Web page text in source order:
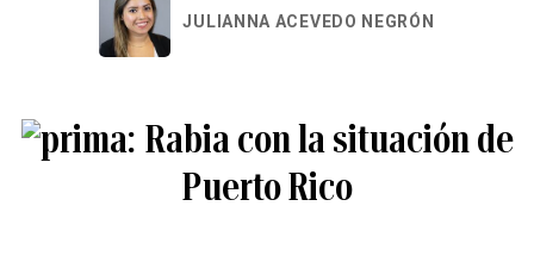
JULIANNA ACEVEDO NEGRÓN
Rabia con la situación de
Puerto Rico